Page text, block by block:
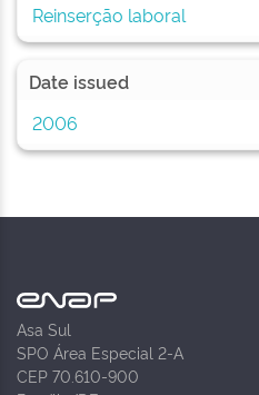
Reinserção laboral
Date issued
2006
Asa Sul
SPO Área Especial 2-A
CEP 70.610-900